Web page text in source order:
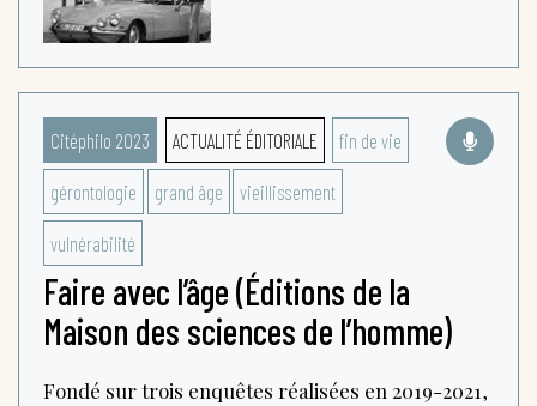
Citéphilo 2023 ACTUALITÉ ÉDITORIALE fin de vie
gérontologie grand âge vieillissement
vulnérabilité
Faire avec l’âge (Éditions de la
Maison des sciences de l’homme)
Fondé sur trois enquêtes réalisées en 2019-2021,